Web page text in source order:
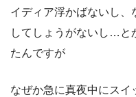
イディア浮かばないし
してしょうがないし…と
たんですが
なぜか急に真夜中にスイ